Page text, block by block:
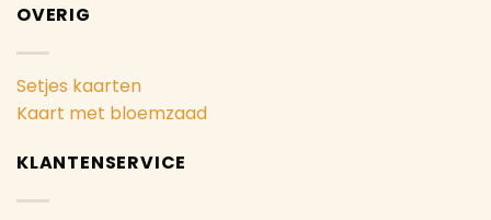
OVERIG
Setjes kaarten
Kaart met bloemzaad
KLANTENSERVICE